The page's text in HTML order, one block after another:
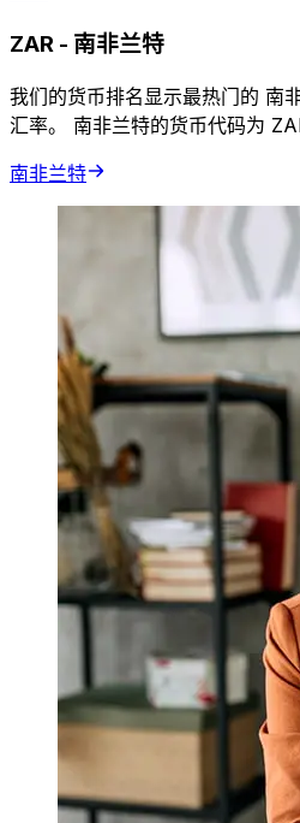
ZAR - 南非兰特
我们的货币排名显示最热门的 南
汇率。 南非兰特的货币代码为
南非兰特